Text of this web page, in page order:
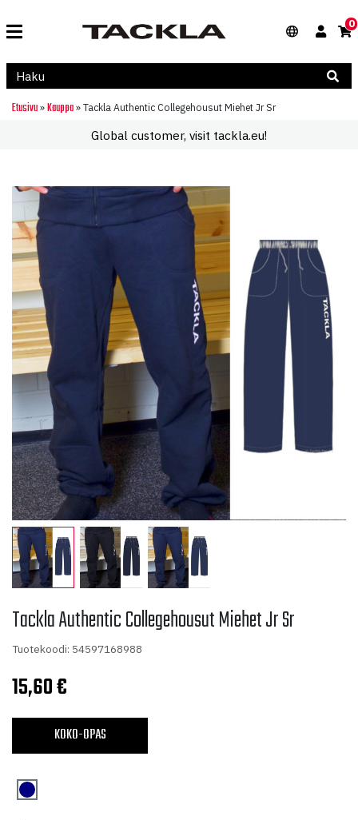
0
Etusivu » Kauppa » Tackla Authentic Collegehousut Miehet Jr Sr
Global customer, visit tackla.eu!
Tackla Authentic Collegehousut Miehet Jr Sr
Tuotekoodi: 54597168988
15,60€
KOKO-OPAS